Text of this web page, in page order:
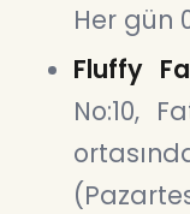
Her gün
Fluffy
No:10,